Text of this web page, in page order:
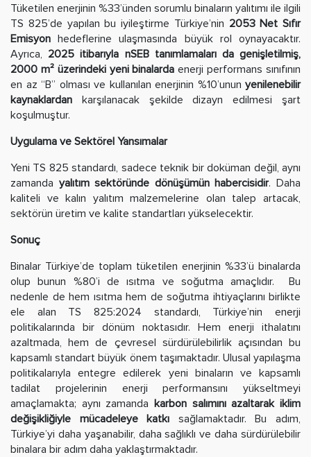
Tüketilen enerjinin %33’ünden sorumlu binaların yalıtımı ile ilgili
TS 825’de yapılan bu iyileştirme Türkiye’nin 2053 Net Sıfır
Emisyon hedeflerine ulaşmasında büyük rol oynayacaktır.
Ayrıca, 2025 itibarıyla nSEB tanımlamaları da genişletilmiş,
2000 m² üzerindeki yeni binalarda enerji performans sınıfının
en az “B” olması ve kullanılan enerjinin %10’unun yenilenebilir
kaynaklardan karşılanacak şekilde dizayn edilmesi şart
koşulmuştur.
Uygulama ve Sektörel Yansımalar
Yeni TS 825 standardı, sadece teknik bir doküman değil, aynı
zamanda yalıtım sektöründe dönüşümün habercisidir. Daha
kaliteli ve kalın yalıtım malzemelerine olan talep artacak,
sektörün üretim ve kalite standartları yükselecektir.
Sonuç
Binalar Türkiye’de toplam tüketilen enerjinin %33’ü binalarda
olup bunun %80’i de ısıtma ve soğutma amaçlıdır. Bu
nedenle de hem ısıtma hem de soğutma ihtiyaçlarını birlikte
ele alan TS 825:2024 standardı, Türkiye’nin enerji
politikalarında bir dönüm noktasıdır. Hem enerji ithalatını
azaltmada, hem de çevresel sürdürülebilirlik açısından bu
kapsamlı standart büyük önem taşımaktadır. Ulusal yapılaşma
politikalarıyla entegre edilerek yeni binaların ve kapsamlı
tadilat projelerinin enerji performansını yükseltmeyi
amaçlamakta; aynı zamanda karbon salımını azaltarak iklim
değişikliğiyle mücadeleye katkı sağlamaktadır. Bu adım,
Türkiye’yi daha yaşanabilir, daha sağlıklı ve daha sürdürülebilir
binalara bir adım daha yaklaştırmaktadır.